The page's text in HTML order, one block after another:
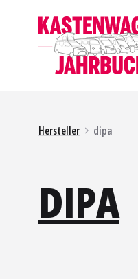
Hersteller dipa
DIPA